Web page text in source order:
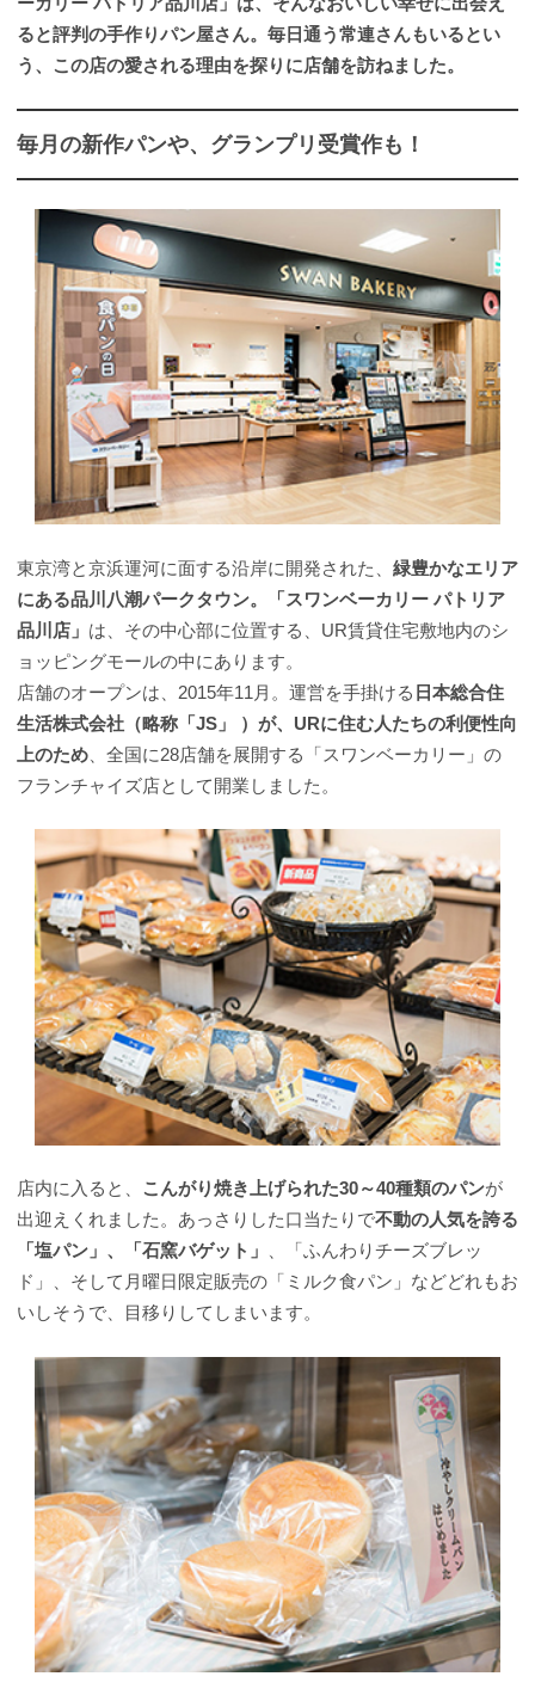
ると評判の手作りパン屋さん。毎日通う常連さんもいるとい
う、この店の愛される理由を探りに店舗を訪ねました。
毎月の新作パンや、グランプリ受賞作も！
東京湾と京浜運河に面する沿岸に開発された、 緑豊かなエリア
にある品川八潮パークタウン。「スワンベーカリー パトリア
品川店」 は、その中心部に位置する、UR賃貸住宅敷地内のシ
ョッピングモールの中にあります。
店舗のオープンは、2015年11月。運営を手掛ける 日本総合住
生活株式会社（略称「JS」 ）が、URに住む人たちの利便性向
上のため 、全国に28店舗を展開する「スワンベーカリー」の
フランチャイズ店として開業しました。
店内に入ると、 こんがり焼き上げられた30～40種類のパンが
出迎えくれました。あっさりした口当たりで不動の人気を誇る
「塩パン」、「石窯バゲット」
、「ふんわりチーズブレッ
ド」、そして月曜日限定販売の「ミルク食パン」などどれもお
いしそうで、目移りしてしまいます。